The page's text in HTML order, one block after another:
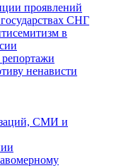
проявлений
СНГ
в
ненависти
СМИ и